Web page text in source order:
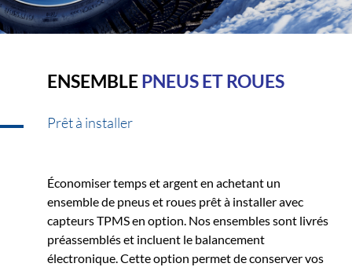
ENSEMBLEPNEUS ET ROUES
Prêt à installer
Économiser temps et argent en achetant un
ensemble de pneus et roues prêt à installer avec
capteurs TPMS en option. Nos ensembles sont livrés
préassemblés et incluent le balancement
électronique. Cette option permet de conserver vos